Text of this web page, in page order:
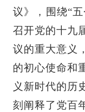
议》，围绕“
召开党的十九
议的重大意义
的初心使命和
义新时代的历
刻阐释了党百